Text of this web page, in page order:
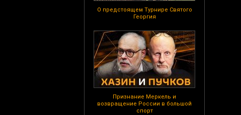
О предстоящем Турнире Святого
Георгия
Признание Меркель и
возвращение России в большой
спорт